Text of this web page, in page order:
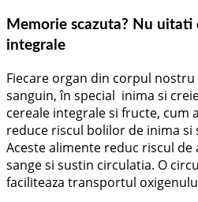
Memorie scazuta? Nu uitati
integrale
Fiecare organ din corpul
sanguin, în special inima si
cereale integrale si fructe, cum
reduce riscul bolilor de inima si
Aceste alimente reduc riscul
sange si sustin circulatia. O
faciliteaza transportul